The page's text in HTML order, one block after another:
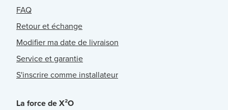
FAQ
Retour et échange
Modifier ma date de livraison
Service et garantie
S'inscrire comme installateur
La force de X²O